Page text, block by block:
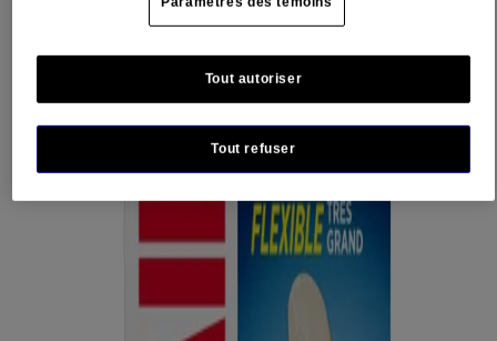
imperméables à 100 % sont ultraflexibles et offrent une protection
format très grand.
Protègent la plaie contre l'eau, la saleté et les germes pour en
rend leur application simple et confortable. Ces pansements ne
collent pas à la plaie, ce qui en facilite le retrait.
Où Acheter
Détails sur le produit
Tout refuser
Tout autoriser